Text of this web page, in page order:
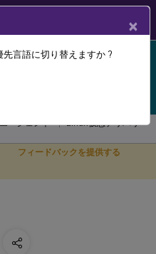
LTSR reached end-
VDA.
ージェント
Linux仮想デリバリー
フィードバックを提供する
ュアなユーザーセ
×
言語に切り替えますか ?